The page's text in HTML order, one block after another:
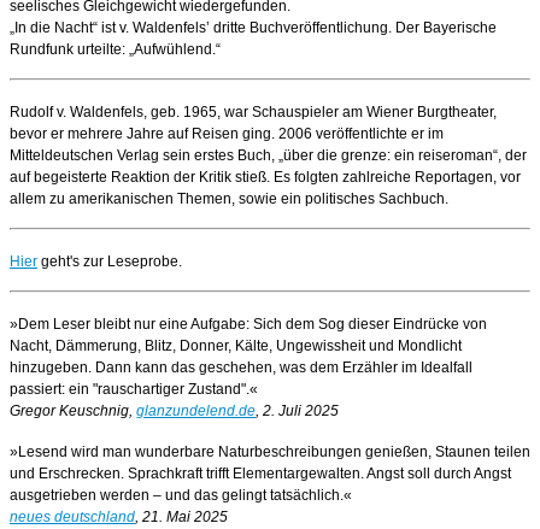
seelisches Gleichgewicht wiedergefunden.
„In die Nacht“ ist v. Waldenfels’ dritte Buchveröffentlichung. Der Bayerische
Rundfunk urteilte: „Aufwühlend.“
Rudolf v. Waldenfels, geb. 1965, war Schauspieler am Wiener Burgtheater,
bevor er mehrere Jahre auf Reisen ging. 2006 veröffentlichte er im
Mitteldeutschen Verlag sein erstes Buch, „über die grenze: ein reiseroman“, der
auf begeisterte Reaktion der Kritik stieß. Es folgten zahlreiche Reportagen, vor
allem zu amerikanischen Themen, sowie ein politisches Sachbuch.
Hier geht's zur Leseprobe.
»Dem Leser bleibt nur eine Aufgabe: Sich dem Sog dieser Eindrücke von
Nacht, Dämmerung, Blitz, Donner, Kälte, Ungewissheit und Mondlicht
hinzugeben. Dann kann das geschehen, was dem Erzähler im Idealfall
passiert: ein "rauschartiger Zustand".«
Gregor Keuschnig, glanzundelend.de, 2. Juli 2025
»Lesend wird man wunderbare Naturbeschreibungen genießen, Staunen teilen
und Erschrecken. Sprachkraft trifft Elementargewalten. Angst soll durch Angst
ausgetrieben werden – und das gelingt tatsächlich.«
neues deutschland, 21. Mai 2025